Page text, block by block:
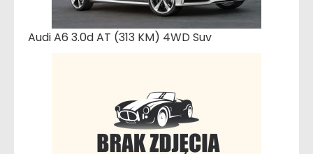
Audi A6 3.0d AT (313 KM) 4WD Suv